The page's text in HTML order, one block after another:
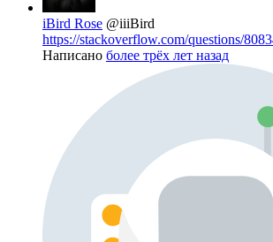
iBird Rose @iiiBird
https://stackoverflow.com/questions/
Написано более трёх лет назад